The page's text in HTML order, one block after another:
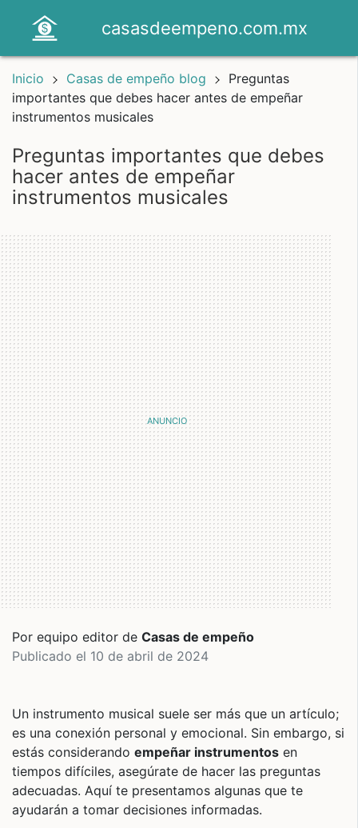
casasdeempeno.com.mx
Inicio Casas de empeño blog
Preguntas
importantes que debes hacer antes de empeñar
instrumentos musicales
preguntas importantes que debes
hacer antes de empeñar
instrumentos musicales
Por equipo editor de Casas de empeño
Publicado el 10 de abril de 2024
Un instrumento musical suele ser más que un artículo;
es una conexión personal y emocional. Sin embargo, si
estás considerando empeñar instrumentos en
tiempos difíciles, asegúrate de hacer las preguntas
adecuadas. Aquí te presentamos algunas que te
ayudarán a tomar decisiones informadas.